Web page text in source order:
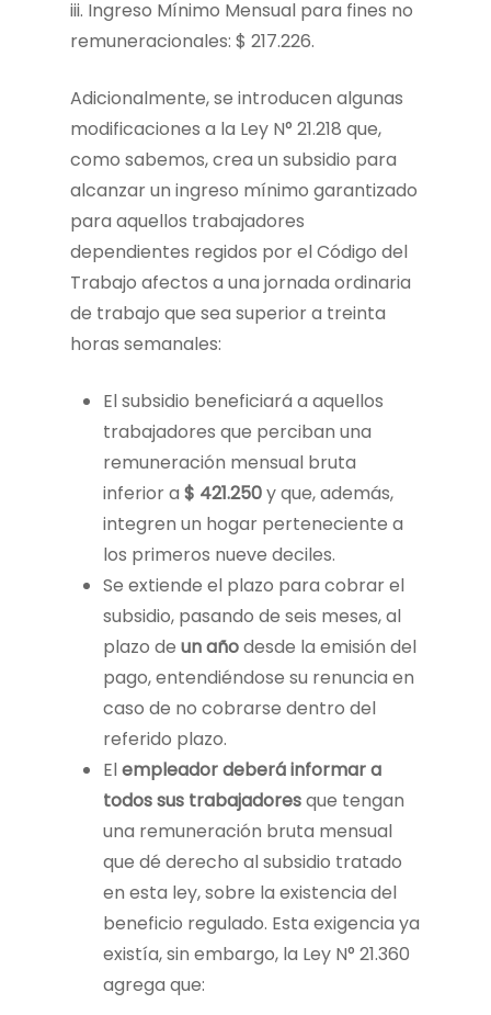
iii. Ingreso Mínimo Mensual para fines no
remuneracionales: $ 217.226.
Adicionalmente, se introducen algunas
modificaciones a la Ley N° 21.218 que,
como sabemos, crea un subsidio para
alcanzar un ingreso mínimo garantizado
para aquellos trabajadores
dependientes regidos por el Código del
Trabajo afectos a una jornada ordinaria
de trabajo que sea superior a treinta
horas semanales:
El subsidio beneficiará a aquellos
trabajadores que perciban una
remuneración mensual bruta
inferior a $ 421.250y que, además,
integren un hogar perteneciente a
los primeros nueve deciles.
Se extiende el plazo para cobrar el
subsidio, pasando de seis meses, al
plazo de un añodesde la emisión del
pago, entendiéndose su renuncia en
caso de no cobrarse dentro del
referido plazo.
Elempleador deberá informar a
todos sus trabajadoresque tengan
una remuneración bruta mensual
que dé derecho al subsidio tratado
en esta ley, sobre la existencia del
beneficio regulado. Esta exigencia ya
existía, sin embargo, la Ley N° 21.360
agrega que: